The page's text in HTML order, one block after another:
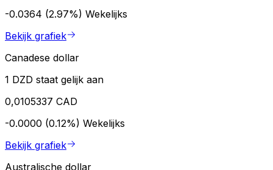
-0.0364 (2.97%) Wekelijks
Bekijk grafiek
Canadese dollar
1 DZD staat gelijk aan
0,0105337 CAD
-0.0000 (0.12%) Wekelijks
Bekijk grafiek
Australische dollar